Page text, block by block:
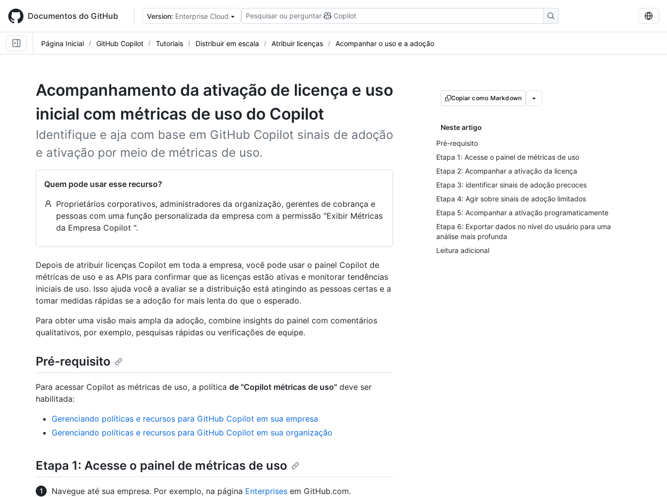
main
content
Documentos do GitHub Version: Enterprise Cloud Pesquisar ou perguntar Copilot
Página Inicial GitHub Copilot Tutoriais Distribuir em escala Atribuir licenças Acompanhar o uso e a adoção
Acompanhamento da ativação de licença e uso
inicial com métricas de uso do Copilot
Identifique e aja com base em GitHub Copilot sinais de adoção
e ativação por meio de métricas de uso.
Quem pode usar esse recurso?
Proprietários corporativos, administradores da organização, gerentes de cobrança e
pessoas com uma função personalizada da empresa com a permissão "Exibir Métricas
da Empresa Copilot ".
Copiar como Markdown
Neste artigo
Pré-requisito
Etapa 1: Acesse o painel de métricas de uso
Etapa 2: Acompanhar a ativação da licença
Etapa 3: identificar sinais de adoção precoces
Etapa 4: Agir sobre sinais de adoção limitados
Etapa 5: Acompanhar a ativação programaticamente
Etapa 6: Exportar dados no nível do usuário para uma
análise mais profunda
Leitura adicional
Depois de atribuir licenças Copilot em toda a empresa, você pode usar o painel Copilot de
métricas de uso e as APIs para confirmar que as licenças estão ativas e monitorar tendências
iniciais de uso. Isso ajuda você a avaliar se a distribuição está atingindo as pessoas certas e a
tomar medidas rápidas se a adoção for mais lenta do que o esperado.
Para obter uma visão mais ampla da adoção, combine insights do painel com comentários
qualitativos, por exemplo, pesquisas rápidas ou verificações de equipe.
Pré-requisito
Para acessar Copilot as métricas de uso, a política de "Copilot métricas de uso" deve ser
habilitada:
Gerenciando políticas e recursos para GitHub Copilot em sua empresa
Gerenciando políticas e recursos para GitHub Copilot em sua organização
Etapa 1: Acesse o painel de métricas de uso
Navegue até sua empresa. Por exemplo, na página Enterprises em GitHub.com.